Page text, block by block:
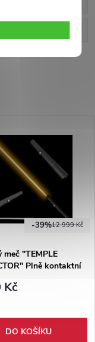
12 999 Kč
-39%
meč "TEMPLE
Plně kontaktní
Kč
DO KOŠÍKU